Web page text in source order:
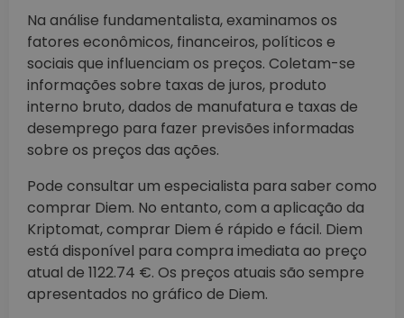
Na análise fundamentalista, examinamos os
fatores econômicos, financeiros, políticos e
sociais que influenciam os preços. Coletam-se
informações sobre taxas de juros, produto
interno bruto, dados de manufatura e taxas de
desemprego para fazer previsões informadas
sobre os preços das ações.
Pode consultar um especialista para saber como
comprar Diem. No entanto, com a aplicação da
Kriptomat, comprar Diem é rápido e fácil. Diem
está disponível para compra imediata ao preço
atual de 1122.74 €. Os preços atuais são sempre
apresentados no gráfico de Diem.